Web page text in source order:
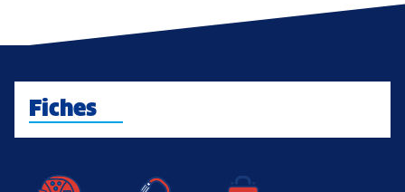
Fiches